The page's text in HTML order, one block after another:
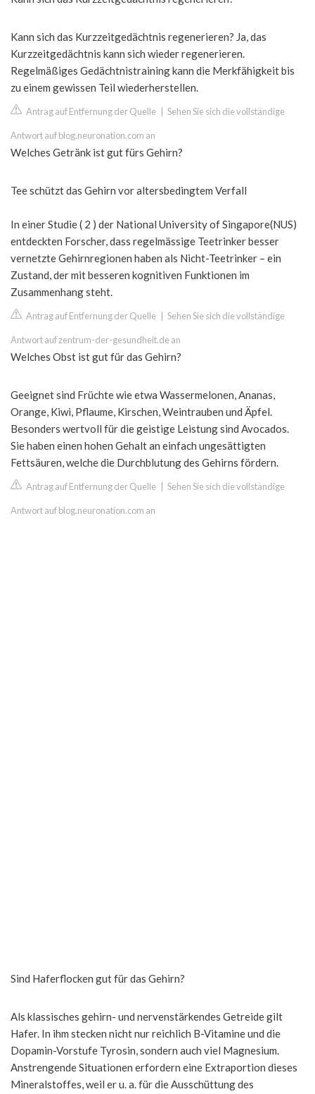
Kann sich das Kurzzeitgedächtnis regenerieren? Ja, das
Kurzzeitgedächtnis kann sich wieder regenerieren.
Regelmäßiges Gedächtnistraining kann die Merkfähigkeit bis
zu einem gewissen Teil wiederherstellen.
Antrag auf Entfernung der Quelle Sehen Sie sich die vollständige
Antwort auf blog.neuronation.com an
Welches Getränk ist gut fürs Gehirn?
Tee schützt das Gehirn vor altersbedingtem Verfall
In einer Studie ( 2 ) der National University of Singapore(NUS)
entdeckten Forscher, dass regelmässige Teetrinker besser
vernetzte Gehirnregionen haben als Nicht-Teetrinker – ein
Zustand, der mit besseren kognitiven Funktionen im
Zusammenhang steht.
Antrag auf Entfernung der Quelle Sehen Sie sich die vollständige
Antwort auf zentrum-der-gesundheit.de an
Welches Obst ist gut für das Gehirn?
Geeignet sind Früchte wie etwa Wassermelonen, Ananas,
Orange, Kiwi, Pflaume, Kirschen, Weintrauben und Äpfel.
Besonders wertvoll für die geistige Leistung sind Avocados.
Sie haben einen hohen Gehalt an einfach ungesättigten
Fettsäuren, welche die Durchblutung des Gehirns fördern.
Antrag auf Entfernung der Quelle Sehen Sie sich die vollständige
Antwort auf blog.neuronation.com an
Sind Haferflocken gut für das Gehirn?
Als klassisches gehirn- und nervenstärkendes Getreide gilt
Hafer. In ihm stecken nicht nur reichlich B-Vitamine und die
Dopamin-Vorstufe Tyrosin, sondern auch viel Magnesium.
Anstrengende Situationen erfordern eine Extraportion dieses
Mineralstoffes, weil er u. a. für die Ausschüttung des